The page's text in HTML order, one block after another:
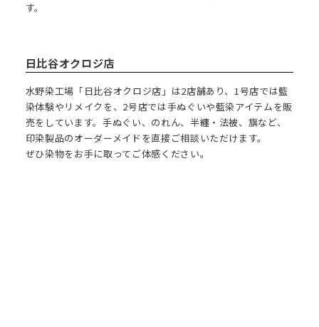
す。
日比谷オクロジ店
水野染工場「日比谷オクロジ店」は2店舗あり、1号店では藍
染体験やリメイクを、2号店では手ぬぐいや藍染アイテムを販
売をしています。手ぬぐい、のれん、半纏・法被、旗など、
印染製品のオーダーメイドを直接ご相談いただけます。
ぜひ染物をお手に取ってご体感ください。